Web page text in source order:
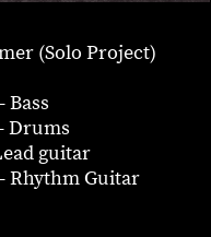
(Solo Project)
Bass
Drums
guitar
Rhythm Guitar